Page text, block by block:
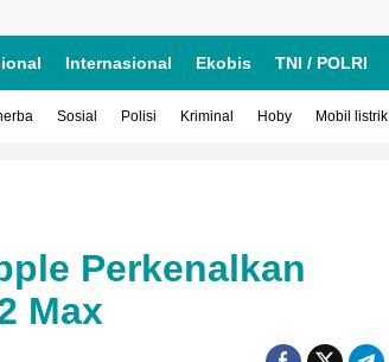
Internasional Ekobis TNI / POLRI
Sosial Polisi Kriminal Hoby Mobil listrik
Perkenalkan
Max